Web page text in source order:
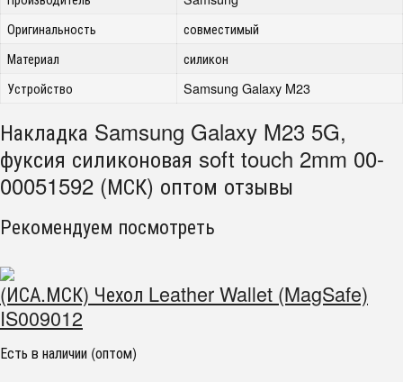
Оригинальность
совместимый
Материал
силикон
Устройство
Samsung Galaxy M23
Накладка Samsung Galaxy M23 5G,
фуксия силиконовая soft touch 2mm 00-
00051592 (МСК) оптом отзывы
Рекомендуем посмотреть
(ИСА.МСК) Чехол Leather Wallet (MagSafe)
IS009012
Есть в наличии (оптом)